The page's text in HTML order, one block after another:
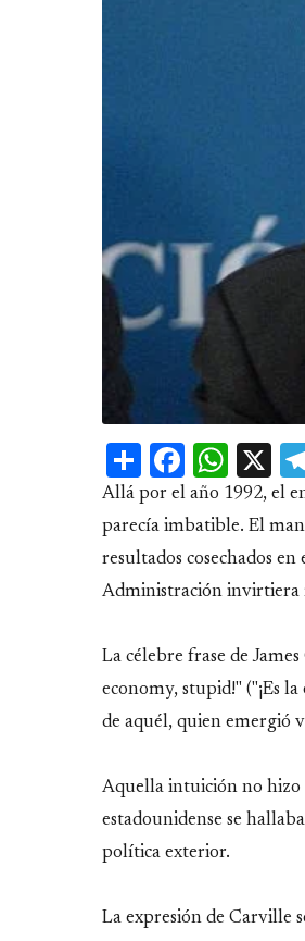
Share X
Allá por el año 1992, el
parecía imbatible. El
resultados cosechados
Administración invirtiera
La célebre frase de
economy, stupid!" ("¡Es
de aquél, quien emergió
Aquella intuición no hizo
estadounidense se
política exterior.
La expresión de Carville